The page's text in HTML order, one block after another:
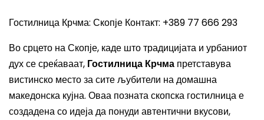
Гостилница Крчма: Скопје Контакт: +389 77 666 293
Во срцето на Скопје, каде што традицијата и урбаниот
дух се среќаваат, Гостилница Крчма претставува
вистинско место за сите љубители на домашна
македонска кујна. Оваа позната скопска гостилница е
создадена со идеја да понуди автентични вкусови,